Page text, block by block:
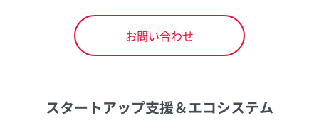
お問い合わせ
スタートアップ支援＆エコシステム